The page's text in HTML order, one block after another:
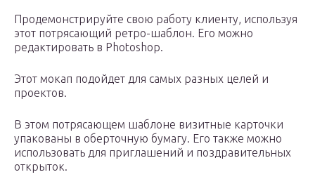
Продемонстрируйте свою работу клиенту, используя
этот потрясающий ретро-шаблон. Его можно
редактировать в Photoshop.
Этот мокап подойдет для самых разных целей и
проектов.
В этом потрясающем шаблоне визитные карточки
упакованы в оберточную бумагу. Его также можно
использовать для приглашений и поздравительных
открыток.